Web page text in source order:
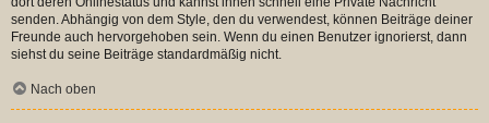
senden. Abhängig von dem Style, den du verwendest, können Beiträge deiner
Freunde auch hervorgehoben sein. Wenn du einen Benutzer ignorierst, dann
siehst du seine Beiträge standardmäßig nicht.
Nach oben